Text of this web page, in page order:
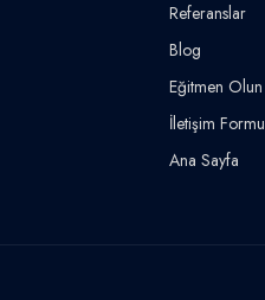
Referanslar
Blog
Eğitmen Olun
İletişim Formu
Ana Sayfa